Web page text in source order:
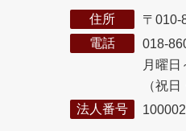
住所
〒
電話
018-
月曜
（祝
法人番号